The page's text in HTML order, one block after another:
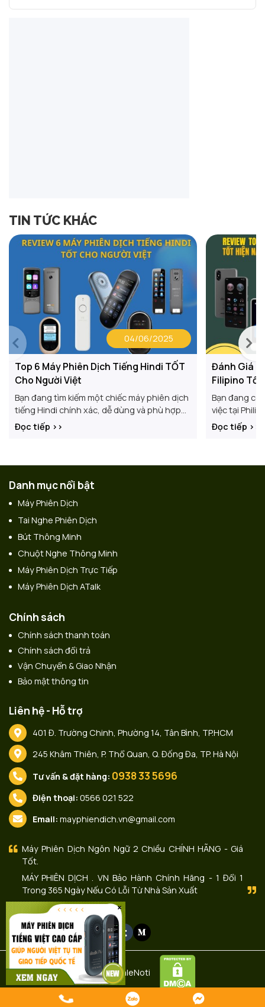
TIN TỨC KHÁC
04/06/2025
Top 6 Máy Phiên Dịch Tiếng Hindi TỐT
Cho Người Việt
Bạn đang tìm kiếm một chiếc máy phiên dịch
tiếng Hindi chính xác, dễ dùng và phù hợp
với người Việt? Bài viết này sẽ giúp bạn chọn
ra Top 6 máy phiên dịch tiếng Hindi tốt hiện
Đọc tiếp >>
Đánh Giá
Filipino
Bạn đang có
việc tại
ngôn ngữ?
phiên dịch
Đọc tiếp >>
Máy Phiên Dịch Ngôn Ngữ 2 Chiều CHÍNH HÃNG - Giá
Tốt.
MÁY PHIÊN DỊCH . VN Bảo Hành Chính Hãng - 1 Đổi 1
Trong 365 Ngày Nếu Có Lỗi Từ Nhà Sản Xuất
Liên kết với chúng tôi:
Danh mục nổi bật
Máy Phiên Dịch
Tai Nghe Phiên Dịch
Bút Thông Minh
Chuột Nghe Thông Minh
Máy Phiên Dịch Trực Tiếp
Máy Phiên Dịch ATalk
Chính sách
Chính sách thanh toán
Chính sách đổi trả
Vận Chuyển & Giao Nhận
Bảo mật thông tin
Liên hệ - Hỗ trợ
401 Đ. Trường Chinh, Phường 14, Tân Bình, TP.HCM
245 Khâm Thiên, P. Thổ Quan, Q. Đống Đa, TP. Hà Nội
Tư vấn & đặt hàng: 0938 33 5696
Điện thoại: 0566 021 522
Email: mayphiendich.vn@gmail.com
© Bản quyền thuộc về Máy Phiên Dịch . Vn - Công Ty Bán Máy
×